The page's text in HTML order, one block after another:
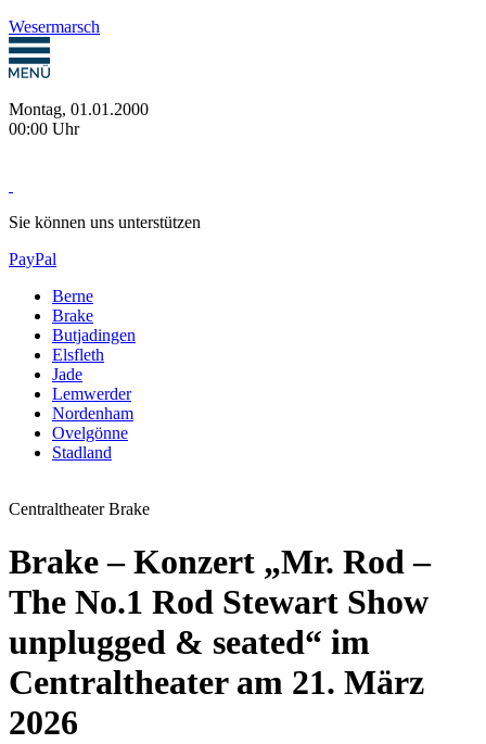
Wesermarsch
Montag, 01.01.2000
00:00 Uhr
Sie können uns unterstützen
PayPal
Berne
Brake
Butjadingen
Elsfleth
Jade
Lemwerder
Nordenham
Ovelgönne
Stadland
Centraltheater Brake
Brake – Konzert „Mr. Rod –
The No.1 Rod Stewart Show
unplugged & seated“ im
Centraltheater am 21. März
2026